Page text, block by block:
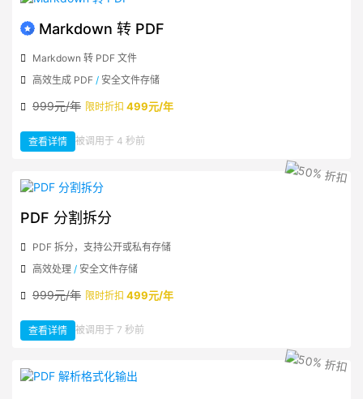
Markdown 转 PDF
Markdown 转 PDF 文件
高效生成 PDF / 安全文件存储
999元/年 限时折扣 499元/年
查看详情 ：
Markdown
被调用于 4 秒前
PDF 分割拆分
PDF 拆分，支持公开或私有存储
高效处理 / 安全文件存储
999元/年 限时折扣 499元/年
查看详情 ：
PDF
分
被调用于 7 秒前